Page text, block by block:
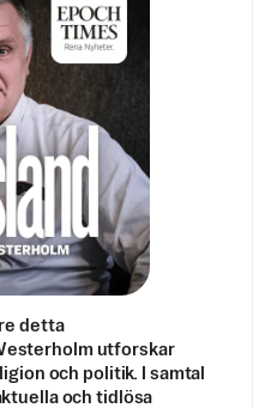
detta
utforskar
och politik. I samtal
och tidlösa